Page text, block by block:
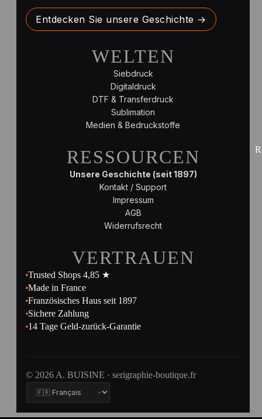
Entdecken Sie unsere Geschichte →
WELTEN
Siebdruck
Digitaldruck
DTF & Transferdruck
Sublimation
Medien & Bedruckstoffe
RESSOURCEN
Unsere Geschichte (seit 1897)
Kontakt / Support
Impressum
AGB
Widerrufsrecht
VERTRAUEN
Trusted Shops 4,85 ★
Made in France
Französisches Haus seit 1897
Sichere Zahlung
14 Tage Geld-zurück-Garantie
© 2026 A. BUISINE · serigraphie-boutique.fr